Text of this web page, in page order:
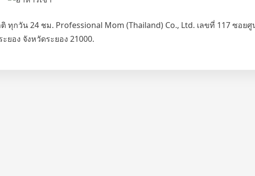
ทุกวัน 24 ชม. Professional Mom (Thailand) Co., Ltd. เลขที่ 117 ซอย
อง จังหวัดระยอง 21000.